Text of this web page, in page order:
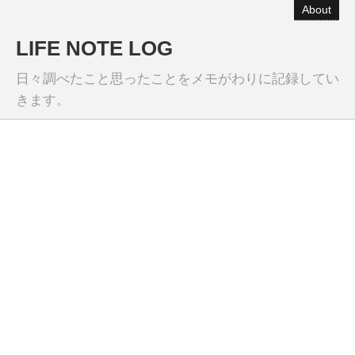
About
LIFE NOTE LOG
日々調べたこと思ったことをメモがわりに記録してい
きます。